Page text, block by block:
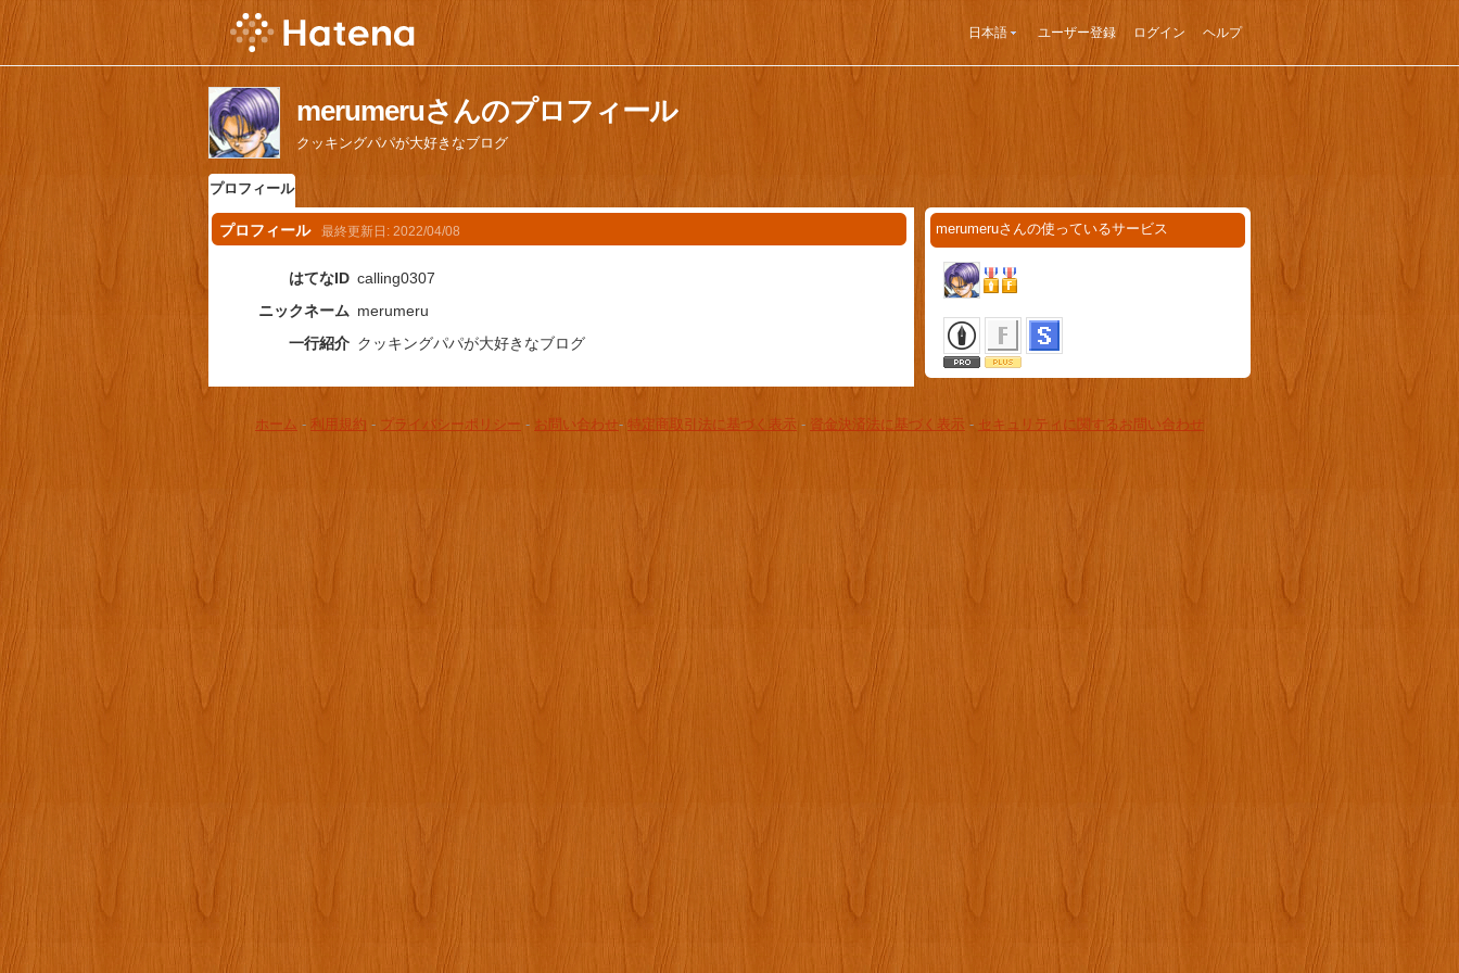
日本語 ユーザー登録 ログイン ヘルプ
merumeruさんのプロフィール
クッキングパパが大好きなブログ
プロフィール
プロフィール 最終更新日: 2022/04/08
はてなID calling0307
ニックネーム merumeru
一行紹介 クッキングパパが大好きなブログ
merumeruさんの使っているサービス
ホーム - 利用規約 - プライバシーポリシー - お問い合わせ- 特定商取引法に基づく表示 - 資金決済法に基づく表示 - セキュリティに関するお問い合わせ